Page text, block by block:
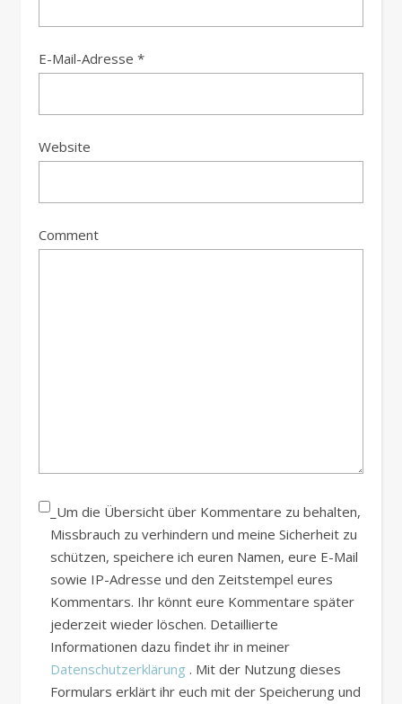
E-Mail-Adresse *
Website
Comment
_Um die Übersicht über Kommentare zu behalten,
Missbrauch zu verhindern und meine Sicherheit zu
schützen, speichere ich euren Namen, eure E-Mail
sowie IP-Adresse und den Zeitstempel eures
Kommentars. Ihr könnt eure Kommentare später
jederzeit wieder löschen. Detaillierte
Informationen dazu findet ihr in meiner
Datenschutzerklärung . Mit der Nutzung dieses
Formulars erklärt ihr euch mit der Speicherung und